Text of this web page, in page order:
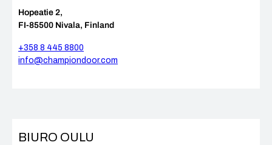
Hopeatie 2,
FI-85500 Nivala, Finland
+358 8 445 8800
info@championdoor.com
BIURO OULU